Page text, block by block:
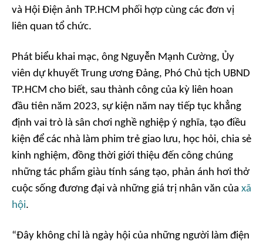
và Hội Điện ảnh TP.HCM phối hợp cùng các đơn vị
liên quan tổ chức.
Phát biểu khai mạc, ông Nguyễn Mạnh Cường, Ủy
viên dự khuyết Trung ương Đảng, Phó Chủ tịch UBND
TP.HCM cho biết, sau thành công của kỳ liên hoan
đầu tiên năm 2023, sự kiện năm nay tiếp tục khẳng
định vai trò là sân chơi nghề nghiệp ý nghĩa, tạo điều
kiện để các nhà làm phim trẻ giao lưu, học hỏi, chia sẻ
kinh nghiệm, đồng thời giới thiệu đến công chúng
những tác phẩm giàu tính sáng tạo, phản ánh hơi thở
cuộc sống đương đại và những giá trị nhân văn của xã
hội.
“Đây không chỉ là ngày hội của những người làm điện